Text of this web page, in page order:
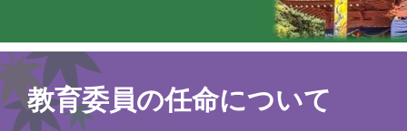
本
文
教育委員の任命について